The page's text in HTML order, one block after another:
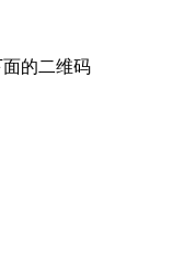
面的二维码